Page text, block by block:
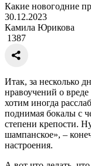
Какие новогодние
30.12.2023
Камила Юрикова
1387
Итак, за несколько
нравоучений о
хотим иногда
поднимая бокалы с
степени крепости.
шампанское», –
настроения.